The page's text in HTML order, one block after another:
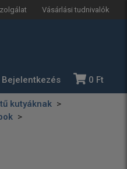
Vásárlási tudnivalók
Bejelentkezés 0 Ft
kutyáknak